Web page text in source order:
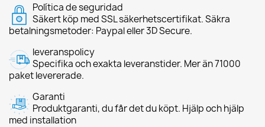
Política de seguridad
Säkert köp med SSL säkerhetscertifikat. Säkra
betalningsmetoder: Paypal eller 3D Secure.
leveranspolicy
Specifika och exakta leveranstider. Mer än 71000
paket levererade.
Garanti
Produktgaranti, du får det du köpt. Hjälp och hjälp
med installation